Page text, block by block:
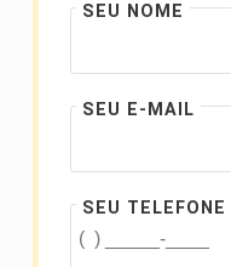
SEU NOME
SEU E-MAIL
SEU TELEFONE